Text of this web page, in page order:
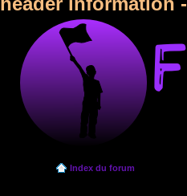
Index du forum